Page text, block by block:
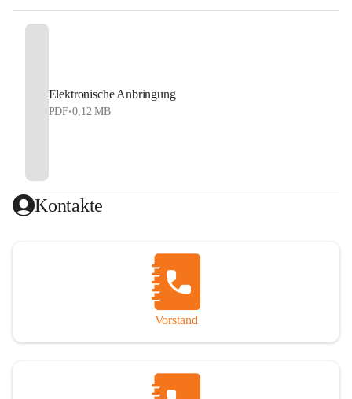
Elektronische Anbringung
PDF•0,12 MB
Kontakte
Vorstand